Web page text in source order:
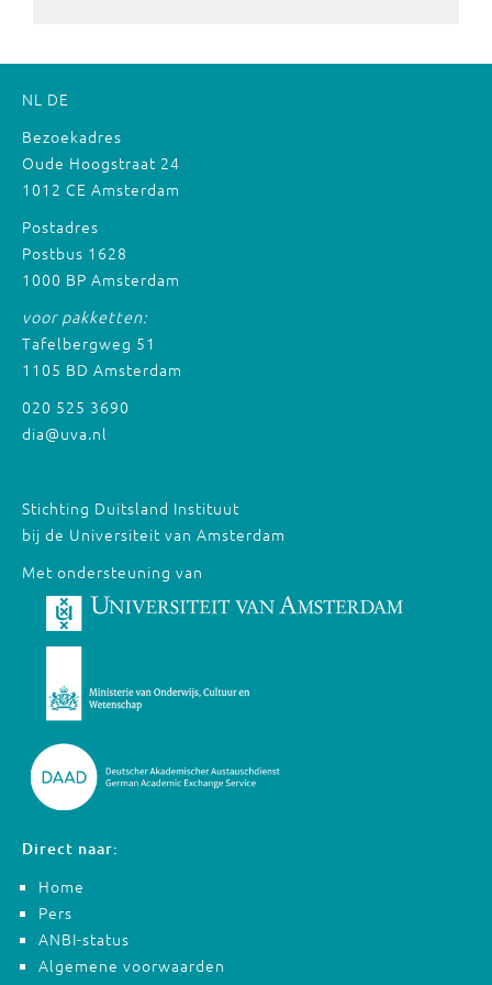
NL DE
Bezoekadres
Oude Hoogstraat 24
1012 CE Amsterdam
Postadres
Postbus 1628
1000 BP Amsterdam
voor pakketten:
Tafelbergweg 51
1105 BD Amsterdam
020 525 3690
dia@uva.nl
Stichting Duitsland Instituut
bij de Universiteit van Amsterdam
Met ondersteuning van
Direct naar:
Home
Pers
ANBI-status
Algemene voorwaarden